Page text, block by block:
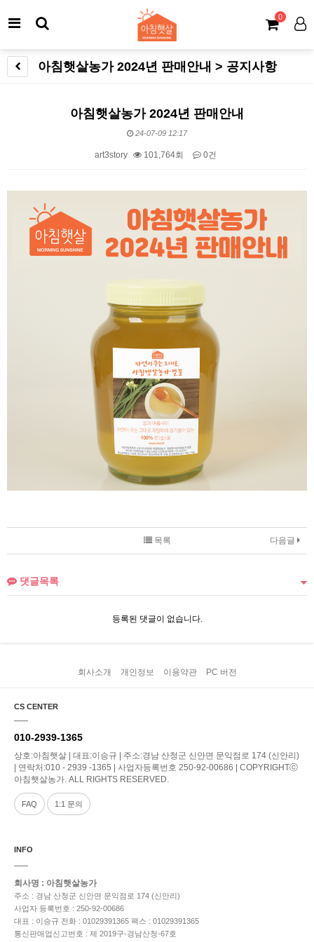
0
아침햇살농가 2024년 판매안내 > 공지사항
아침햇살농가 2024년 판매안내
24-07-09 12:17
art3story 101,764회 0건
본문
다음글
목록
댓글목록
등록된 댓글이 없습니다.
회사소개 개인정보 이용약관 PC 버전
CS CENTER
010-2939-1365
상호:아침햇살 | 대표:이승규 | 주소:경남 산청군 신안면 문익점로 174 (신안리)
| 연락처:010 - 2939 -1365 | 사업자등록번호 250-92-00686 | COPYRIGHTⓒ
아침햇살농가. ALL RIGHTS RESERVED.
FAQ 1:1 문의
INFO
회사명 : 아침햇살농가
주소 : 경남 산청군 신안면 문익점로 174 (신안리)
사업자 등록번호 : 250-92-00686
대표 : 이승규 전화 : 01029391365 팩스 : 01029391365
통신판매업신고번호 : 제 2019구-경남산청-67호